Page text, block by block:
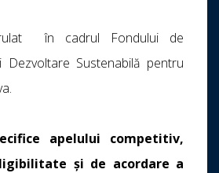
în cadrul Fondului de
Dezvoltare Sustenabilă pentru
apelului competitiv,
și de acordare a